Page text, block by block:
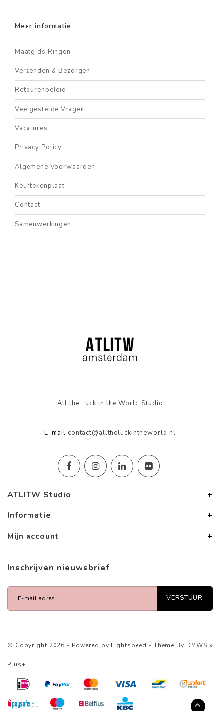
Meer informatie
Maatgids Ringen
Verzenden & Bezorgen
Retourenbeleid
Veelgestelde Vragen
Vacatures
Privacy Policy
Algemene Voorwaarden
Keurtekenplaat
Contact
Samenwerkingen
All the Luck in the World Studio
E-mail contact@alltheluckintheworld.nl
ATLITW Studio
Informatie
Mijn account
Inschrijven nieuwsbrief
VERSTUUR
© Copyright 2026 - Powered by Lightspeed - Theme By DMWS x
Plus+